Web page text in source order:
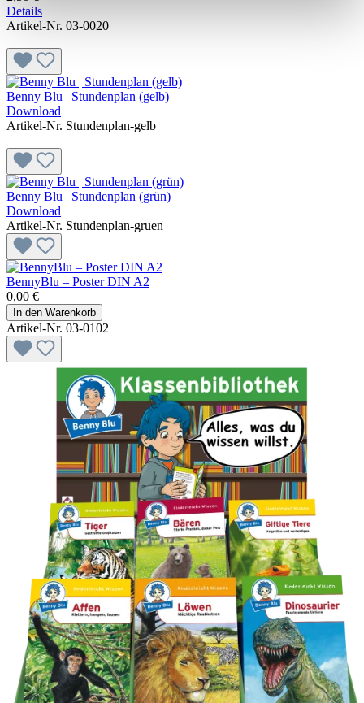
Details
Artikel-Nr. 03-0020
Benny Blu | Stundenplan (gelb)
Download
Artikel-Nr. Stundenplan-gelb
Benny Blu | Stundenplan (grün)
Download
Artikel-Nr. Stundenplan-gruen
BennyBlu – Poster DIN A2
0,00 €
In den Warenkorb
Artikel-Nr. 03-0102